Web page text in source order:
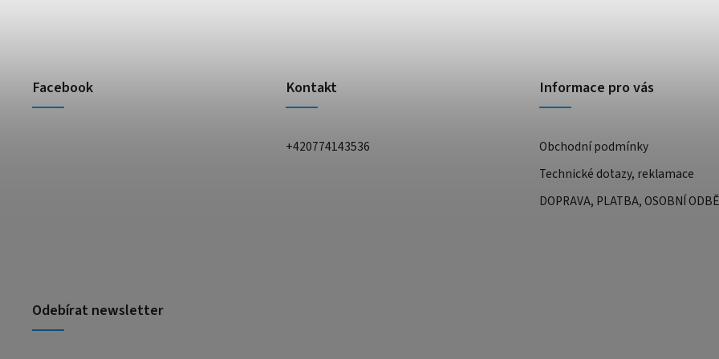
Facebook Kontakt
+420774143536
Informace pro vás
Obchodní podmínky
Technické dotazy, reklamace
DOPRAVA, PLATBA, OSOBNÍ
Odebírat newsletter